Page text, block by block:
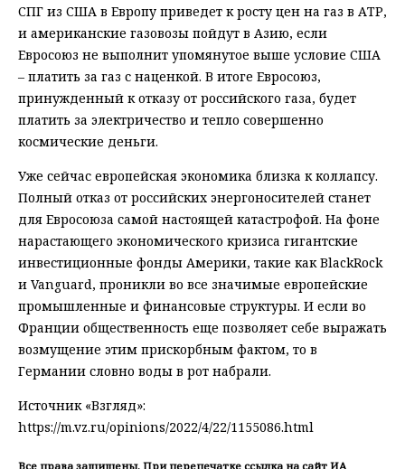
СПГ из США в Европу приведет к росту цен на газ в АТР,
и американские газовозы пойдут в Азию, если
Евросоюз не выполнит упомянутое выше условие США
– платить за газ с наценкой. В итоге Евросоюз,
принужденный к отказу от российского газа, будет
платить за электричество и тепло совершенно
космические деньги.
Уже сейчас европейская экономика близка к коллапсу.
Полный отказ от российских энергоносителей станет
для Евросоюза самой настоящей катастрофой. На фоне
нарастающего экономического кризиса гигантские
инвестиционные фонды Америки, такие как BlackRock
и Vanguard, проникли во все значимые европейские
промышленные и финансовые структуры. И если во
Франции общественность еще позволяет себе выражать
возмущение этим прискорбным фактом, то в
Германии словно воды в рот набрали.
Источник «Взгляд»:
https://m.vz.ru/opinions/2022/4/22/1155086.html
Все права защищены. При перепечатке ссылка на сайт ИА